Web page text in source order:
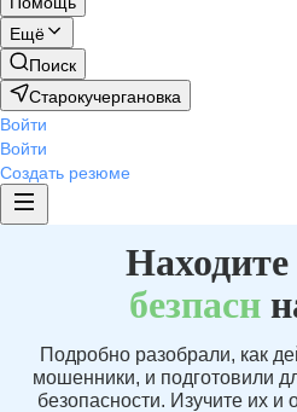
Ещё
Поиск
Старокучергановка
Войти
Войти
Создать резюме
Находите
безпасн
Подробно разобрали, как
мошенники, и подготовили
безопасности. Изучите их и